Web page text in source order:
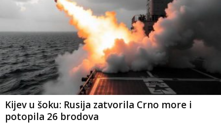
Kijev u šoku: Rusija zatvorila Crno more i
potopila 26 brodova